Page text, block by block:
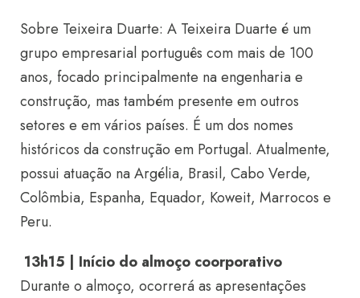
Sobre Teixeira Duarte: A Teixeira Duarte é um
grupo empresarial português com mais de 100
anos, focado principalmente na engenharia e
construção, mas também presente em outros
setores e em vários países. É um dos nomes
históricos da construção em Portugal. Atualmente,
possui atuação na Argélia, Brasil, Cabo Verde,
Colômbia, Espanha, Equador, Koweit, Marrocos e
Peru.
13h15 | Início do almoço coorporativo
Durante o almoço, ocorrerá as apresentações